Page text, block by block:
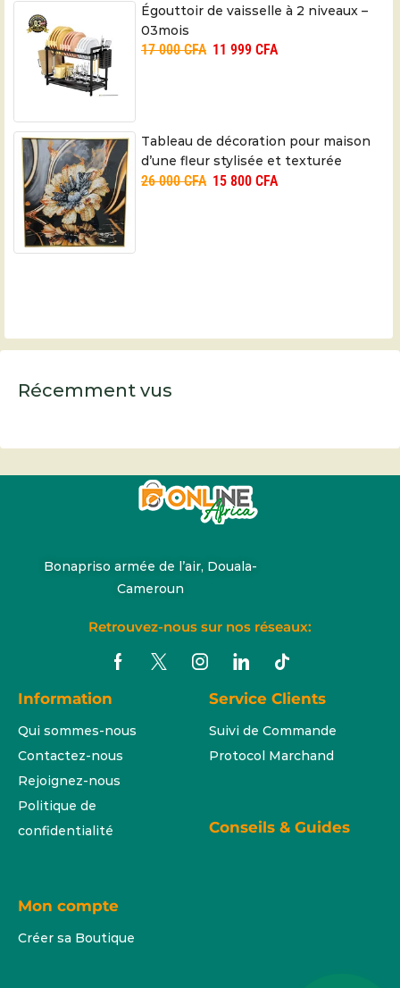
Égouttoir de vaisselle à 2 niveaux –
03mois
17 000CFA 11 999 CFA
Tableau de décoration pour maison
d’une fleur stylisée et texturée
26 000CFA 15 800 CFA
Récemment vus
Bonapriso armée de l’air, Douala-
Cameroun
Retrouvez-nous sur nos réseaux:
Information
Qui sommes-nous
Contactez-nous
Rejoignez-nous
Politique de
confidentialité
Service Clients
Suivi de Commande
Protocol Marchand
Conseils & Guides
Mon compte
Créer sa Boutique